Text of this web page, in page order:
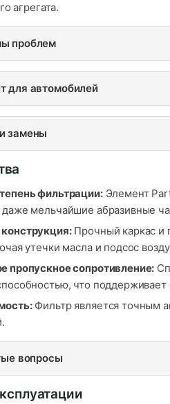
агрегата.
проблем
для автомобилей
замены
фильтрации:Элемент
даже мельчайшие абразивные
Прочный каркас и
утечки масла и подсос
пропускное сопротивление:
что
Фильтр является точным
вопросы